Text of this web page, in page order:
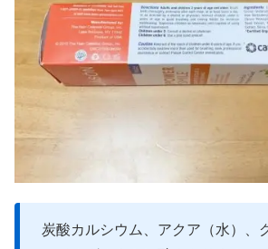
炭酸カルシウム、アクア（水）、